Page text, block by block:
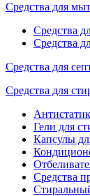
Средства для
Средства
Средства
Средства для
Средства для
Антистатик
Гели для
Капсулы
Средства